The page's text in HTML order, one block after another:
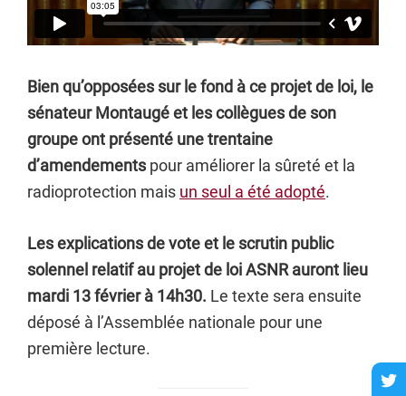
Bien qu’opposées sur le fond à ce projet de loi, le
sénateur Montaugé et les collègues de son
groupe ont présenté une trentaine
d’amendements pour améliorer la sûreté et la
radioprotection mais un seul a été adopté.
Les explications de vote et le scrutin public
solennel relatif au projet de loi ASNR auront lieu
mardi 13 février à 14h30. Le texte sera ensuite
déposé à l’Assemblée nationale pour une
première lecture.